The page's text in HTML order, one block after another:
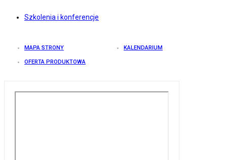
Szkolenia i konferencje
MAPA STRONY KALENDARIUM
OFERTA PRODUKTOWA